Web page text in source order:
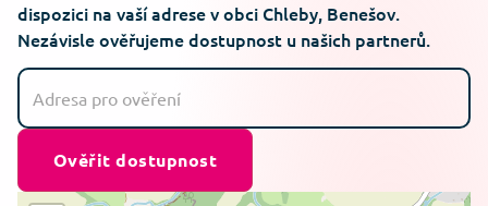
dispozici na vaší adrese v obci Chleby, Benešov.
Nezávisle ověřujeme dostupnost u našich partnerů.
Ověřit dostupnost